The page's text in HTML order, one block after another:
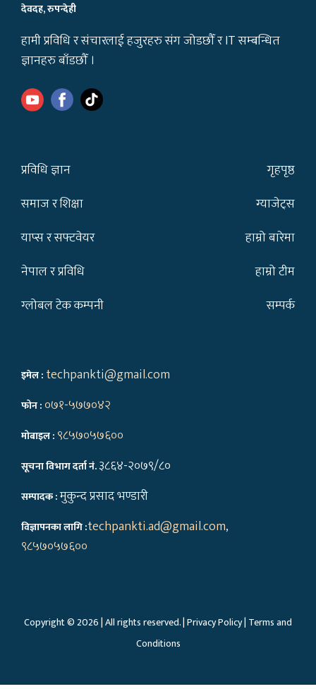
देवदह, रुपन्देही
हामी प्रविधि र संचारलाई हजुरहरु संग जोडछौँ र IT सम्बन्धित
ज्ञानहरु बाँडछौँ ।
प्रविधि ज्ञान
समाज र शिक्षा
याप्स र सफ्टवेयर
नेपाल र प्रविधि
ग्लोबल टेक कम्पनी
गृहपृष्ठ
ग्याजेट्स
हाम्रो बारेमा
हाम्रो टीम
सम्पर्क
इमेल : techpankti@gmail.com
फोन : ०७१-५७७०४२
मोबाइल : ९८५७०५७६००
सूचना विभाग दर्ता नं.३८६४-२०७९/८०
सम्पादक :मुकुन्द प्रसाद भण्डारी
विज्ञापनका लागि :techpankti.ad@gmail.com,
९८५७०५७६००
Copyright © 2026 | All rights reserved. |Privacy Policy| Terms and
Conditions